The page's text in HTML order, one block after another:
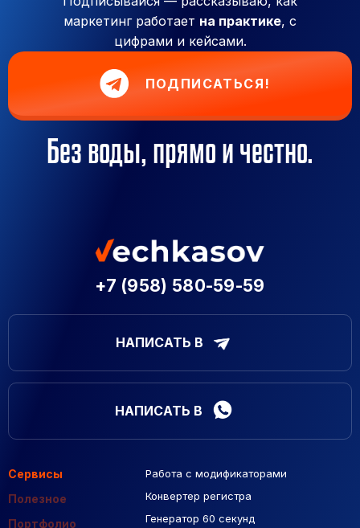
маркетинг работает на практике, с
цифрами и кейсами.
ПОДПИСАТЬСЯ!
Без воды, прямо и честно.
+7 (958) 580-59-59
НАПИСАТЬ В
НАПИСАТЬ В
Сервисы
Полезное
Портфолио
Работа с модификаторами
Конвертер регистра
Генератор 60 секунд
Подборка сайтов
Макеты Figma
База Яндекс Карты
Созданные сайты
Контекстная реклама